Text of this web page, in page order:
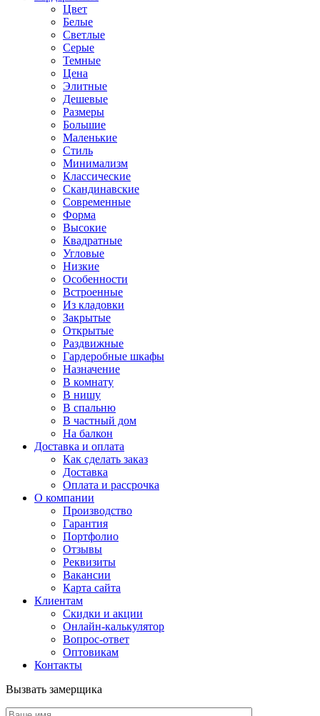
Цвет
Белые
Светлые
Серые
Темные
Цена
Элитные
Дешевые
Размеры
Большие
Маленькие
Стиль
Минимализм
Классические
Скандинавские
Современные
Форма
Высокие
Квадратные
Угловые
Низкие
Особенности
Встроенные
Из кладовки
Закрытые
Открытые
Раздвижные
Гардеробные шкафы
Назначение
В комнату
В нишу
В спальню
В частный дом
На балкон
Доставка и оплата
Как сделать заказ
Доставка
Оплата и рассрочка
О компании
Производство
Гарантия
Портфолио
Отзывы
Реквизиты
Вакансии
Карта сайта
Клиентам
Скидки и акции
Онлайн-калькулятор
Вопрос-ответ
Оптовикам
Контакты
Вызвать замерщика